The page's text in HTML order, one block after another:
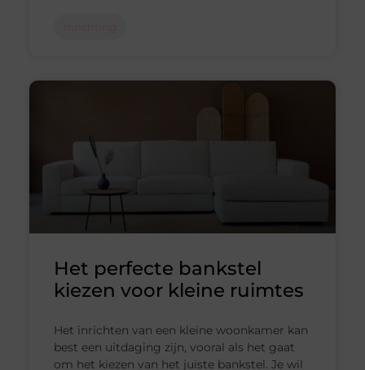
Het perfecte bankstel
kiezen voor kleine ruimtes
Het inrichten van een kleine woonkamer kan
best een uitdaging zijn, vooral als het gaat
om het kiezen van het juiste bankstel. Je wil